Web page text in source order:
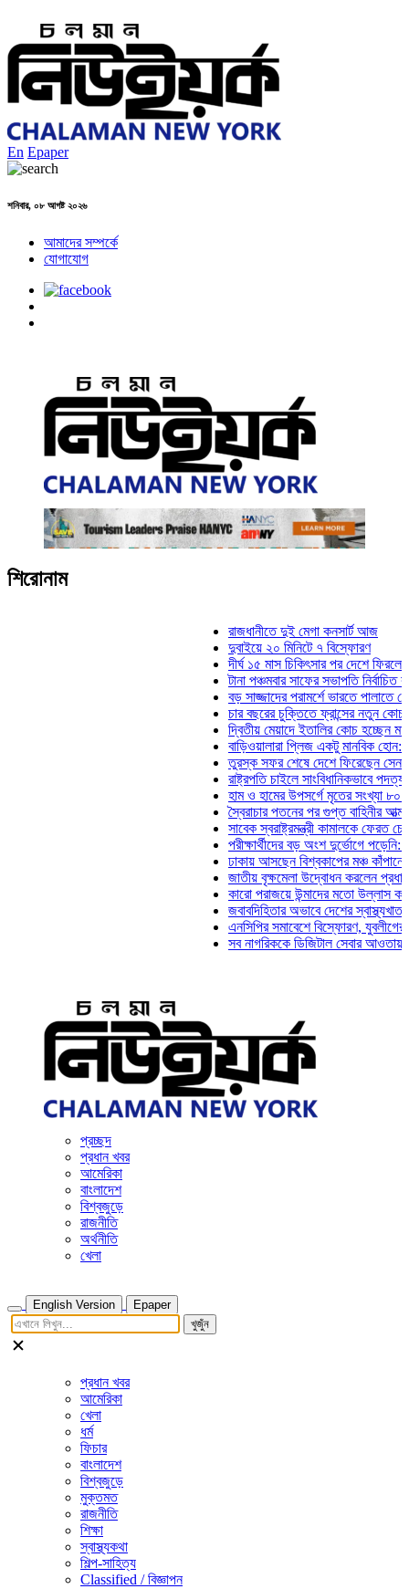
En Epaper
শনিবার, ০৮ আগষ্ট ২০২৬
আমাদের সম্পর্কে
যোগাযোগ
শিরোনাম
রাজধানীতে দুই মেগা কনসার্ট আজ
দুবাইয়ে ২০ মিনিটে ৭ বিস্ফোরণ
দীর্ঘ ১৫ মাস চিকিৎসার পর দেশে ফিরলেন
টানা পঞ্চমবার সাফের সভাপতি নির্বাচিত কাজী
বড় সাজ্জাদের পরামর্শে ভারতে পালাতে
চার বছরের চুক্তিতে ফ্রান্সের নতুন কোচ জিদান
দ্বিতীয় মেয়াদে ইতালির কোচ হচ্ছেন মানচিনি
বাড়িওয়ালারা প্লিজ একটু মানবিক হোন: মনিরা
তুরস্ক সফর শেষে দেশে ফিরেছেন
রাষ্ট্রপতি চাইলে সাংবিধানিকভাবে পদত্যাগ
হাম ও হামের উপসর্গে মৃতের সংখ্যা ৮০০
স্বৈরাচার পতনের পর গুপ্ত বাহিনীর আত্মপ্রকাশ:
সাবেক স্বরাষ্ট্রমন্ত্রী কামালকে ফেরত চেয়ে
পরীক্ষার্থীদের বড় অংশ দুর্ভোগে পড়েনি: ড.
ঢাকায় আসছেন বিশ্বকাপের মঞ্চ কাঁপানো সেই
জাতীয় বৃক্ষমেলা উদ্বোধন করলেন প্রধানমন্ত্রী
কারো পরাজয়ে উন্মাদের মতো উল্লাস করতে
জবাবদিহিতার অভাবে দেশের স্বাস্থ্যখাত
এনসিপির সমাবেশে বিস্ফোরণ, যুবলীগের দুই
সব নাগরিককে ডিজিটাল সেবার আওতায় আনতে
প্রচ্ছদ
প্রধান খবর
আমেরিকা
বাংলাদেশ
বিশ্বজুড়ে
রাজনীতি
অর্থনীতি
খেলা
English Version
Epaper
খুজুঁন
প্রধান খবর
আমেরিকা
খেলা
ধর্ম
ফিচার
বাংলাদেশ
বিশ্বজুড়ে
মুক্তমত
রাজনীতি
শিক্ষা
স্বাস্থ্যকথা
শিল্প-সাহিত্য
Classified / বিজ্ঞাপন